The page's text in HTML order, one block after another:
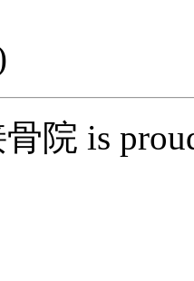
院 is